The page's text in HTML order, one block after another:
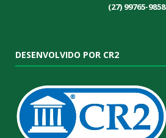
(27) 99765-9858
DESENVOLVIDO POR CR2